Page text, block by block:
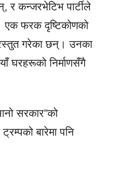
र कन्जरभेटिभ पार्टीले
एक फरक दृष्टिकोणको
गरेका छन्। उनका
घरहरूको निर्माणसँगै
सरकार”को
बारेमा पनि